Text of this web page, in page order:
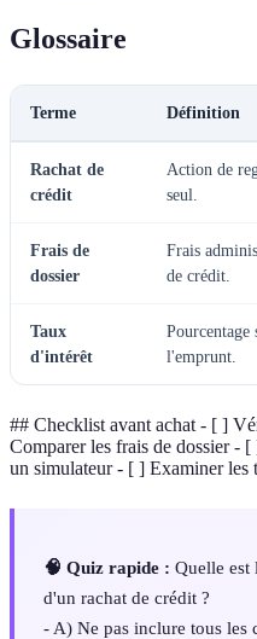
Glossaire
Terme Définition
Rachat de
crédit
Action de
seul.
Frais de
dossier
Frais
de crédit.
Taux
d'intérêt
Pourcentage
l'emprunt.
## Checklist avant achat - [ ]
Comparer les frais de dossier -
un simulateur - [ ] Examiner les
🧠 Quiz rapide : Quelle est
d'un rachat de crédit ?
- A) Ne pas inclure tous les